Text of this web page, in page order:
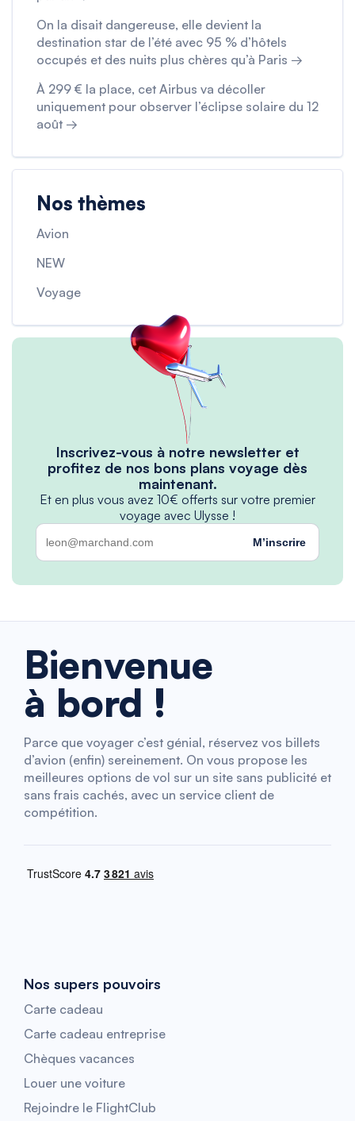
On la disait dangereuse, elle devient la
destination star de l’été avec 95 % d’hôtels
occupés et des nuits plus chères qu’à Paris →
À 299 € la place, cet Airbus va décoller
uniquement pour observer l’éclipse solaire du 12
août →
Nos thèmes
Avion
NEW
Voyage
Inscrivez-vous à notre newsletter et
profitez de nos bons plans voyage dès
maintenant.
Et en plus vous avez 10€ offerts sur votre premier
voyage avec Ulysse !
M’inscrire
Bienvenue
à bord !
Parce que voyager c’est génial, réservez vos billets
d’avion (enfin) sereinement. On vous propose les
meilleures options de vol sur un site sans publicité et
sans frais cachés, avec un service client de
compétition.
Nos supers pouvoirs
Carte cadeau
Carte cadeau entreprise
Chèques vacances
Louer une voiture
Rejoindre le FlightClub